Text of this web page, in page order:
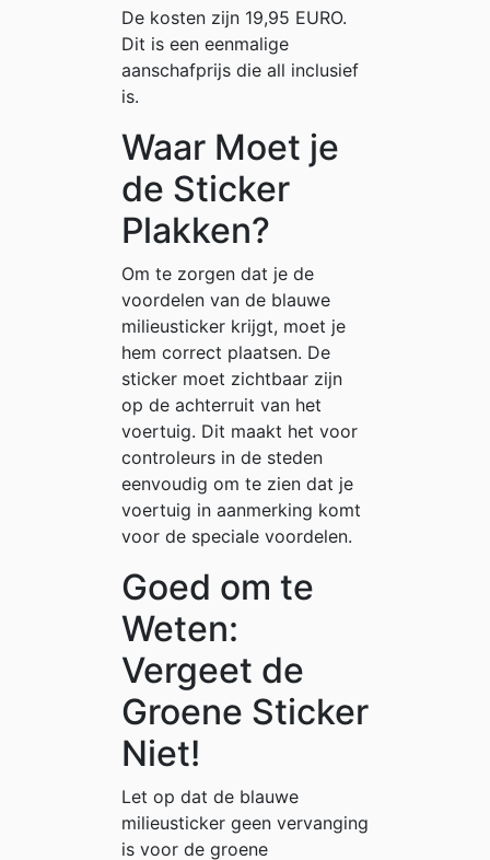
De kosten zijn 19,95 EURO.
Dit is een eenmalige
aanschafprijs die all inclusief
is.
Waar Moet je
de Sticker
Plakken?
Om te zorgen dat je de
voordelen van de blauwe
milieusticker krijgt, moet je
hem correct plaatsen. De
sticker moet zichtbaar zijn
op de achterruit van het
voertuig. Dit maakt het voor
controleurs in de steden
eenvoudig om te zien dat je
voertuig in aanmerking komt
voor de speciale voordelen.
Goed om te
Weten:
Vergeet de
Groene Sticker
Niet!
Let op dat de blauwe
milieusticker geen vervanging
is voor de groene